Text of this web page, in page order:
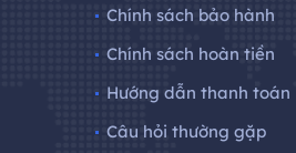
Chính sách bảo hành
Chính sách hoàn tiền
Hướng dẫn thanh toán
Câu hỏi thường gặp